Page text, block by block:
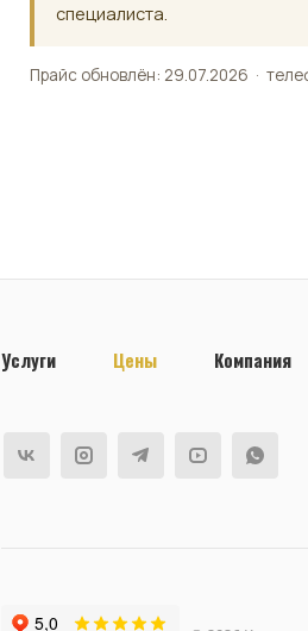
специалиста.
Прайс обновлён: 29.07.2026 ·
Услуги Цены Компания